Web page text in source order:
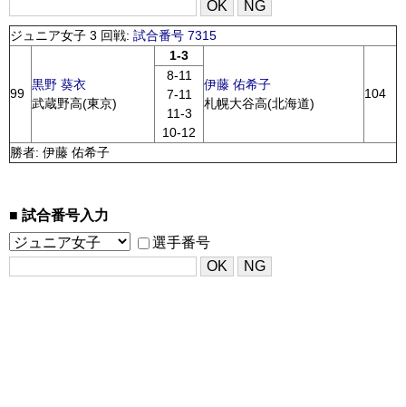
ジュニア女子 3 回戦: 試合番号 7315
99
黒野 葵衣
武蔵野高(東京)
1-3
伊藤 佑希子
札幌大谷高(北海道)
104
8-11
7-11
11-3
10-12
勝者: 伊藤 佑希子
試合番号入力
選手番号